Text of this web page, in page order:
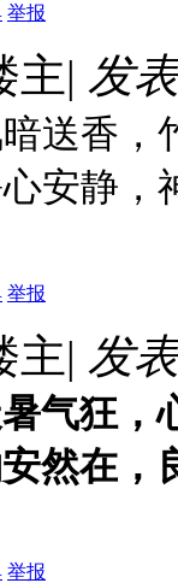
举报
主| 发
送香，
安静，
举报
主| 发
气狂，
然在，
举报